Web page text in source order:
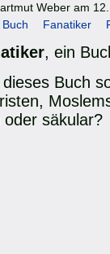
Weber am
Buch Fanatiker
, ein
Buch
oder säkular?